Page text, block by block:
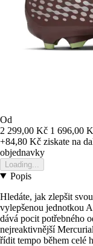
Od
2 299,00 Kč 1 696,00
+84,80 Kč ziskate na
objednavky
Loading...
Popis
Hledáte, jak zlepšit
vylepšenou jednotkou
dává pocit potřebného
nejreaktivnější
řídit tempo během celé